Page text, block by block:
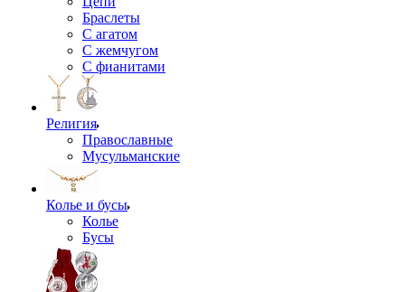
Браслеты
С агатом
С жемчугом
С фианитами
Религия
Православные
Мусульманские
Колье и бусы
Колье
Бусы